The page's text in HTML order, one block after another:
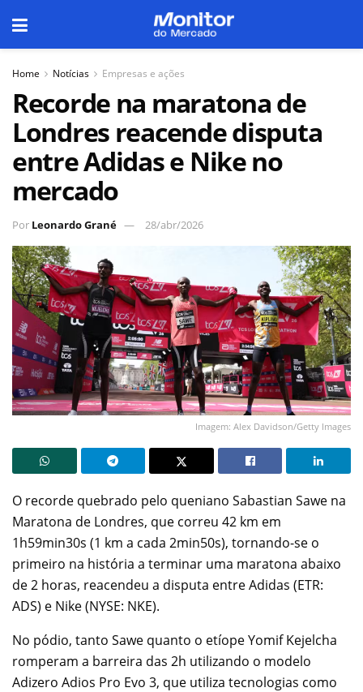
Home Notícias Empresas e ações
Recorde na maratona de
Londres reacende disputa
entre Adidas e Nike no
mercado
Por Leonardo Grané 28/abr/2026
Imagem: Alex Davidson/Getty Images
O recorde quebrado pelo queniano Sabastian Sawe na
Maratona de Londres, que correu 42 km em
1h59min30s (1 km a cada 2min50s), tornando-se o
primeiro na história a terminar uma maratona abaixo
de 2 horas, reacendeu a disputa entre Adidas (ETR:
ADS) e Nike (NYSE: NKE).
No pódio, tanto Sawe quanto o etíope Yomif Kejelcha
romperam a barreira das 2h utilizando o modelo
Adizero Adios Pro Evo 3, que utiliza tecnologias como